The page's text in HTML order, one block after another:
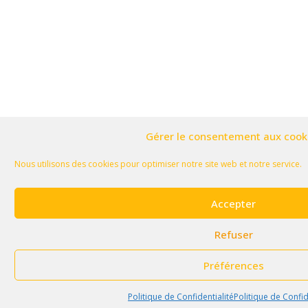
Gérer le consentement aux
Nous utilisons des cookies pour optimiser notre site web et notre service.
Accepter
Refuser
Préférences
Politique de ConfidentialitéPolitique de